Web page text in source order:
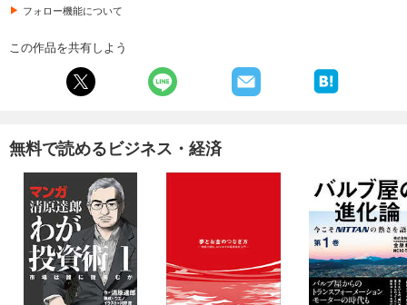
フォロー機能について
この作品を共有しよう
無料で読めるビジネス・経済